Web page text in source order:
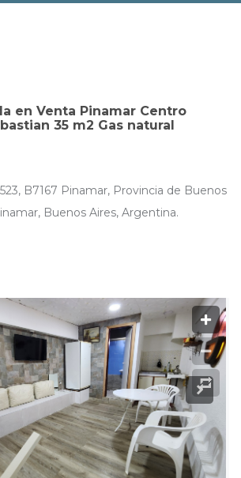
en Venta Pinamar Centro
35 m2 Gas natural
B7167 Pinamar, Provincia de Buenos
Buenos Aires, Argentina.